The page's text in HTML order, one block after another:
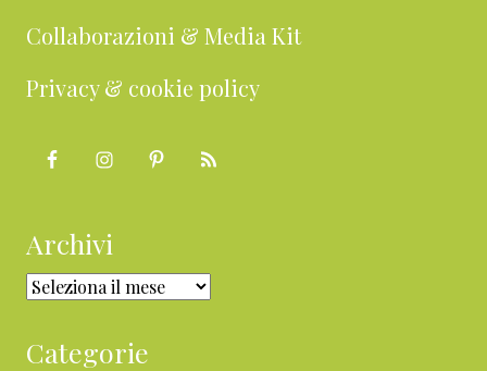
Collaborazioni & Media Kit
Privacy & cookie policy
Archivi
Archivi
Categorie